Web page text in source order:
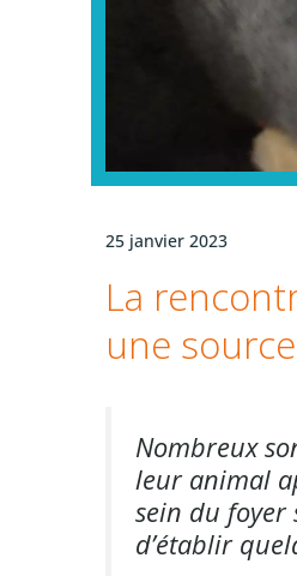
25 janvier 2023
La
une
Nombreux
leur animal
sein du foyer
d’établir